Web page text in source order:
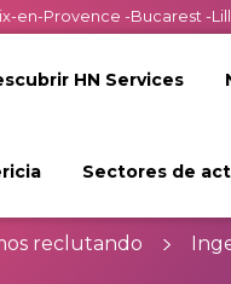
en-Provence -Bucarest -
HN Services
Sectores de
reclutando